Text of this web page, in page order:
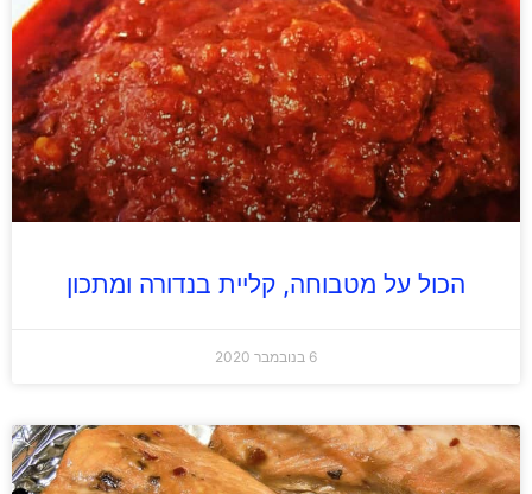
הכול על מטבוחה, קליית בנדורה ומתכון
6 בנובמבר 2020